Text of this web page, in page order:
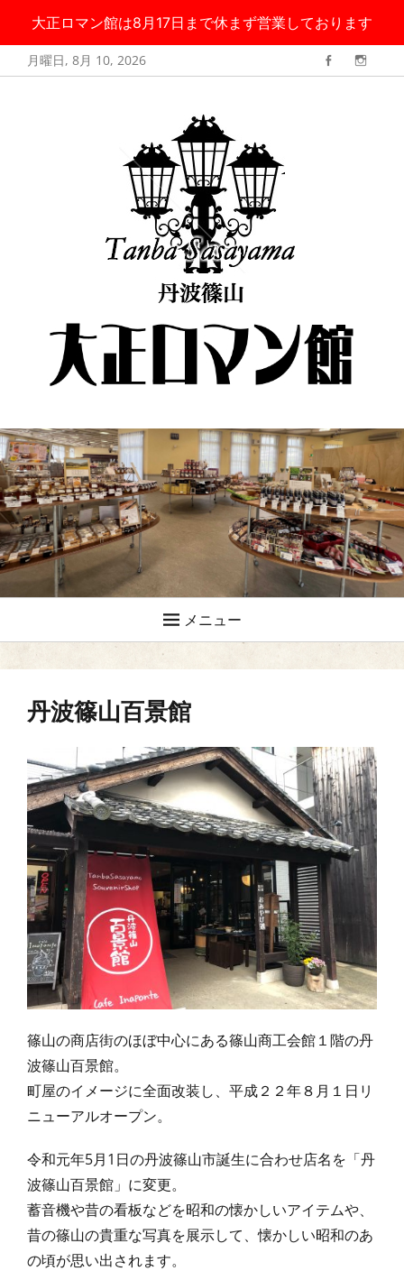
大正ロマン館は8月17日まで休まず営業しております
ン
月曜日, 8月 10, 2026 Facebook
マン館
メニュー
丹波篠山百景館
篠山の商店街のほぼ中心にある篠山商工会館１階の丹
波篠山百景館。
町屋のイメージに全面改装し、平成２２年８月１日リ
ニューアルオープン。
令和元年5月1日の丹波篠山市誕生に合わせ店名を「丹
波篠山百景館」に変更。
蓄音機や昔の看板などを昭和の懐かしいアイテムや、
昔の篠山の貴重な写真を展示して、懐かしい昭和のあ
の頃が思い出されます。